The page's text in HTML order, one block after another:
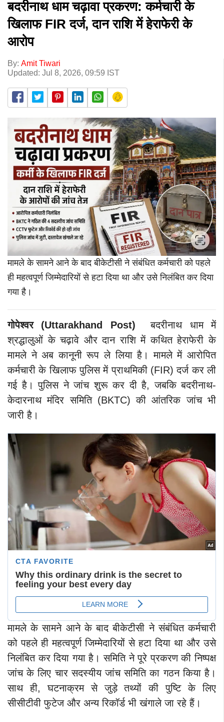
बदरीनाथ धाम चढ़ावा प्रकरण: कर्मचारी के
खिलाफ FIR दर्ज, दान राशि में हेराफेरी के
आरोप
By: Amit Tiwari
Updated: Jul 8, 2026, 09:59 IST
मामले के सामने आने के बाद बीकेटीसी ने संबंधित कर्मचारी को पहले
ही महत्वपूर्ण जिम्मेदारियों से हटा दिया था और उसे निलंबित कर दिया
गया है।
गोपेश्वर (Uttarakhand Post) बदरीनाथ धाम में
श्रद्धालुओं के चढ़ावे और दान राशि में कथित हेराफेरी के
मामले ने अब कानूनी रूप ले लिया है। मामले में आरोपित
कर्मचारी के खिलाफ पुलिस में प्राथमिकी (FIR) दर्ज कर ली
गई है। पुलिस ने जांच शुरू कर दी है, जबकि बदरीनाथ-
केदारनाथ मंदिर समिति (BKTC) की आंतरिक जांच भी
जारी है।
मामले के सामने आने के बाद बीकेटीसी ने संबंधित कर्मचारी
को पहले ही महत्वपूर्ण जिम्मेदारियों से हटा दिया था और उसे
निलंबित कर दिया गया है। समिति ने पूरे प्रकरण की निष्पक्ष
जांच के लिए चार सदस्यीय जांच समिति का गठन किया है।
साथ ही, घटनाक्रम से जुड़े तथ्यों की पुष्टि के लिए
सीसीटीवी फुटेज और अन्य रिकॉर्ड भी खंगाले जा रहे हैं।